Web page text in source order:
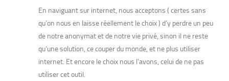
En naviguant sur internet, nous acceptons ( certes sans
qu’on nous en laisse réellement le choix ) d’y perdre un peu
de notre anonymat et de notre vie privé, sinon il ne reste
qu’une solution, ce couper du monde, et ne plus utiliser
internet. Et encore le choix nous l’avons, celui de ne pas
utiliser cet outil.